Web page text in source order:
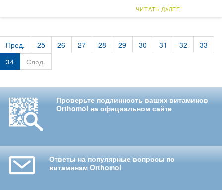
ЧИТАТЬ ДАЛЕЕ
Пред. 25 26 27 28 29 30 31 32
33
34
След.
Проверьте подлинность ваших витаминов
Orthomol на официальном сайте
Ответы на популярные вопросы по
витаминам Orthomol